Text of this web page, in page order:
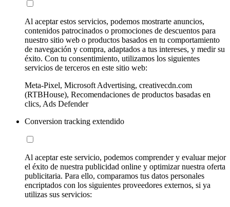
Al aceptar estos servicios, podemos mostrarte anuncios,
contenidos patrocinados o promociones de descuentos para
nuestro sitio web o productos basados en tu comportamiento
de navegación y compra, adaptados a tus intereses, y medir su
éxito. Con tu consentimiento, utilizamos los siguientes
servicios de terceros en este sitio web:
Meta-Pixel, Microsoft Advertising, creativecdn.com
(RTBHouse), Recomendaciones de productos basadas en
clics, Ads Defender
Conversion tracking extendido
Al aceptar este servicio, podemos comprender y evaluar mejor
el éxito de nuestra publicidad online y optimizar nuestra oferta
publicitaria. Para ello, comparamos tus datos personales
encriptados con los siguientes proveedores externos, si ya
utilizas sus servicios: